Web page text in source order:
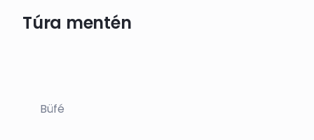
Túra mentén
Büfé